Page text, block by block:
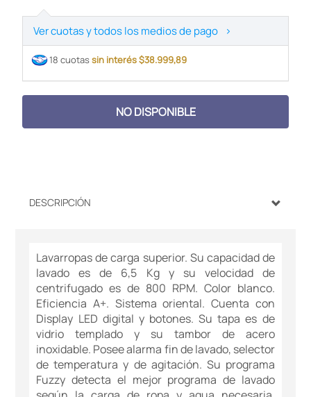
Ver cuotas y todos los medios de pago >
18 cuotassin interés $38.999,89
NO DISPONIBLE
DESCRIPCIÓN
Lavarropas de carga superior. Su capacidad de
lavado es de 6,5 Kg y su velocidad de
centrifugado es de 800 RPM. Color blanco.
Eficiencia A+. Sistema oriental. Cuenta con
Display LED digital y botones. Su tapa es de
vidrio templado y su tambor de acero
inoxidable. Posee alarma fin de lavado, selector
de temperatura y de agitación. Su programa
Fuzzy detecta el mejor programa de lavado